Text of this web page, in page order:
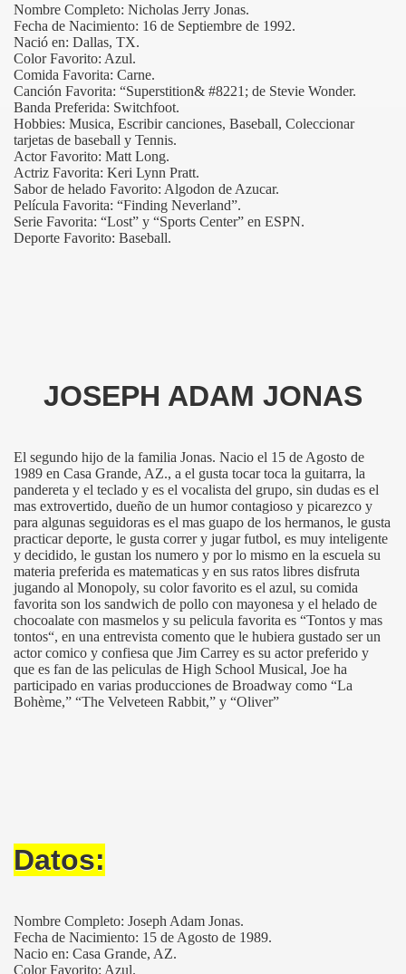
Nombre Completo: Nicholas Jerry Jonas.
Fecha de Nacimiento: 16 de Septiembre de 1992.
Nació en: Dallas, TX.
Color Favorito: Azul.
Comida Favorita: Carne.
Canción Favorita: “Superstition& #8221; de Stevie Wonder.
Banda Preferida: Switchfoot.
Hobbies: Musica, Escribir canciones, Baseball, Coleccionar
tarjetas de baseball y Tennis.
Actor Favorito: Matt Long.
Actriz Favorita: Keri Lynn Pratt.
Sabor de helado Favorito: Algodon de Azucar.
Película Favorita: “Finding Neverland”.
Serie Favorita: “Lost” y “Sports Center” en ESPN.
Deporte Favorito: Baseball.
JOSEPH ADAM JONAS
El segundo hijo de la familia Jonas. Nacio el 15 de Agosto de
1989 en Casa Grande, AZ., a el gusta tocar toca la guitarra, la
pandereta y el teclado y es el vocalista del grupo, sin dudas es el
mas extrovertido, dueño de un humor contagioso y picarezco y
para algunas seguidoras es el mas guapo de los hermanos, le gusta
practicar deporte, le gusta correr y jugar futbol, es muy inteligente
y decidido, le gustan los numero y por lo mismo en la escuela su
materia preferida es matematicas y en sus ratos libres disfruta
jugando al Monopoly, su color favorito es el azul, su comida
favorita son los sandwich de pollo con mayonesa y el helado de
chocoalate con masmelos y su pelicula favorita es “Tontos y mas
tontos“, en una entrevista comento que le hubiera gustado ser un
actor comico y confiesa que Jim Carrey es su actor preferido y
que es fan de las peliculas de High School Musical, Joe ha
participado en varias producciones de Broadway como “La
Bohème,” “The Velveteen Rabbit,” y “Oliver”
Datos:
Nombre Completo: Joseph Adam Jonas.
Fecha de Nacimiento: 15 de Agosto de 1989.
Nacio en: Casa Grande, AZ.
Color Favorito: Azul.